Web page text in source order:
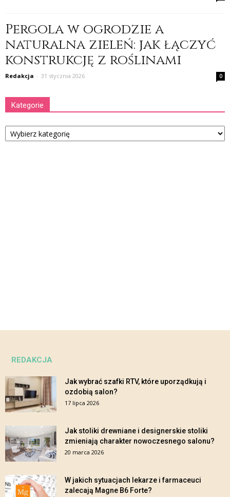
Pergola w ogrodzie a
naturalna zieleń: jak łączyć
konstrukcję z roślinami
Redakcja - 31 stycznia 2026 0
Kategorie
Kategorie
REDAKCJA
Jak wybrać szafki RTV, które uporządkują i
ozdobią salon?
17 lipca 2026
Jak stoliki drewniane i designerskie stoliki
zmieniają charakter nowoczesnego salonu?
20 marca 2026
W jakich sytuacjach lekarze i farmaceuci
zalecają Magne B6 Forte?